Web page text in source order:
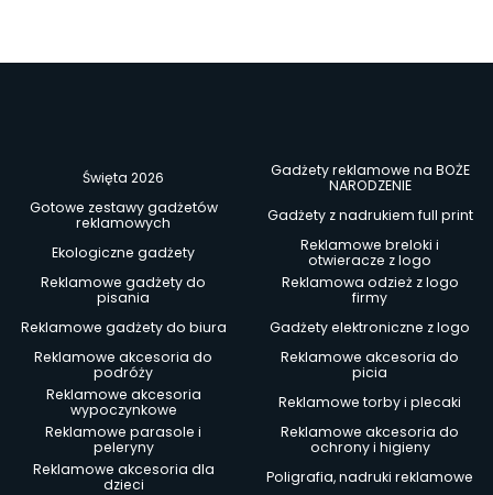
Święta 2026
Gadżety reklamowe na BOŻE
NARODZENIE
Gotowe zestawy gadżetów
reklamowych
Gadżety z nadrukiem full print
Ekologiczne gadżety
Reklamowe breloki i
otwieracze z logo
Reklamowe gadżety do
pisania
Reklamowa odzież z logo
firmy
Reklamowe gadżety do biura
Gadżety elektroniczne z logo
Reklamowe akcesoria do
podróży
Reklamowe akcesoria do
picia
Reklamowe akcesoria
wypoczynkowe
Reklamowe torby i plecaki
Reklamowe parasole i
peleryny
Reklamowe akcesoria do
ochrony i higieny
Reklamowe akcesoria dla
dzieci
Poligrafia, nadruki reklamowe